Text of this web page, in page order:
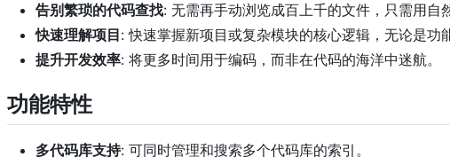
告别繁琐的代码查找: 无需再手动浏览成百上千的文件，只需用自
快速理解项目: 快速掌握新项目或复杂模块的核心逻辑，无论是功
提升开发效率: 将更多时间用于编码，而非在代码的海洋中迷航。
功能特性
多代码库支持: 可同时管理和搜索多个代码库的索引。